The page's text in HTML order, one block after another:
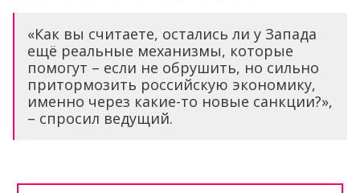
«Как вы считаете, остались ли у Запада
ещё реальные механизмы, которые
помогут – если не обрушить, но сильно
притормозить российскую экономику,
именно через какие-то новые санкции?»,
– спросил ведущий.